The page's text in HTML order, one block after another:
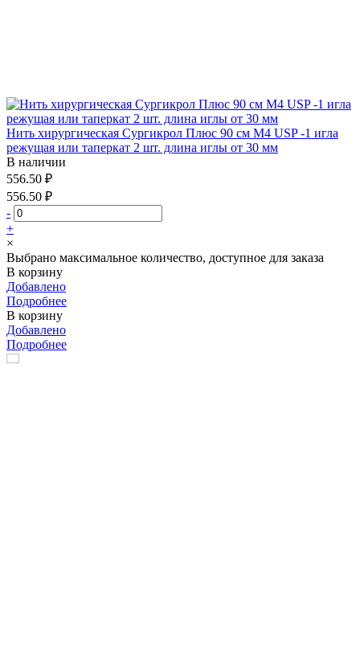
Нить хирургическая Сургикрол Плюс 90 см М4 USP -1 игла
режущая или таперкат 2 шт. длина иглы от 30 мм
В наличии
556.50 ₽
556.50 ₽
-
+
×
Выбрано максимальное количество, доступное для заказа
В корзину
Добавлено
Подробнее
В корзину
Добавлено
Подробнее